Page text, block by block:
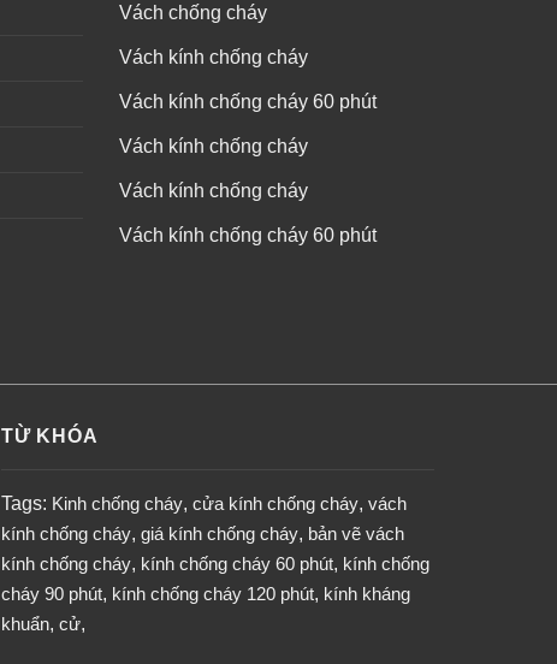
Vách chống cháy
Vách kính chống cháy
Vách kính chống cháy 60 phút
Vách kính chống cháy
Vách kính chống cháy
Vách kính chống cháy 60 phút
TỪ KHÓA
Tags: Kinh chống cháy, cửa kính chống cháy, vách
kính chống cháy, giá kính chống cháy, bản vẽ vách
kính chống cháy, kính chống cháy 60 phút, kính chống
cháy 90 phút, kính chống cháy 120 phút, kính kháng
khuẩn, cử,